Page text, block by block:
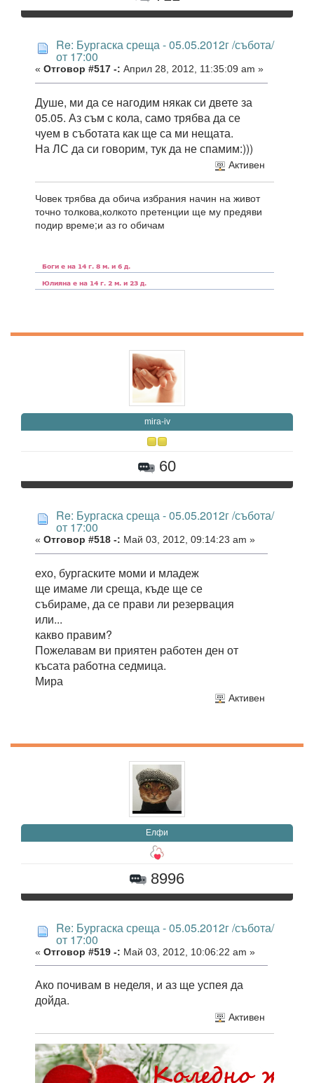
Re: Бургаска среща - 05.05.2012г /събота/
от 17:00
« Отговор #517 -: Април 28, 2012, 11:35:09 am »
Душе, ми да се нагодим някак си двете за
05.05. Аз съм с кола, само трябва да се
чуем в съботата как ще са ми нещата.
На ЛС да си говорим, тук да не спамим:)))
Активен
Човек трябва да обича избрания начин на живот
точно толкова,колкото претенции ще му предяви
подир време;и аз го обичам
mira-iv
60
Re: Бургаска среща - 05.05.2012г /събота/
от 17:00
« Отговор #518 -: Май 03, 2012, 09:14:23 am »
ехо, бургаските моми и младеж
ще имаме ли среща, къде ще се
събираме, да се прави ли резервация
или...
какво правим?
Пожелавам ви приятен работен ден от
късата работна седмица.
Мира
Активен
Елфи
8996
Re: Бургаска среща - 05.05.2012г /събота/
от 17:00
« Отговор #519 -: Май 03, 2012, 10:06:22 am »
Ако почивам в неделя, и аз ще успея да
дойда.
Активен